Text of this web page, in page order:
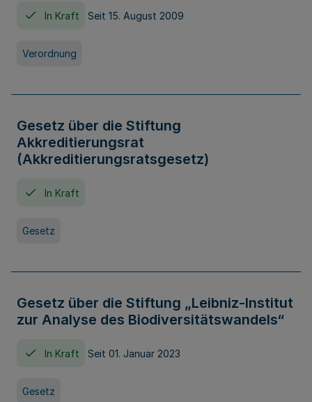
In Kraft Seit 15. August 2009
Verordnung
Gesetz über die Stiftung
Akkreditierungsrat
(Akkreditierungsratsgesetz)
In Kraft
Gesetz
Gesetz über die Stiftung „Leibniz-Institut
zur Analyse des Biodiversitätswandels“
In Kraft Seit 01. Januar 2023
Gesetz